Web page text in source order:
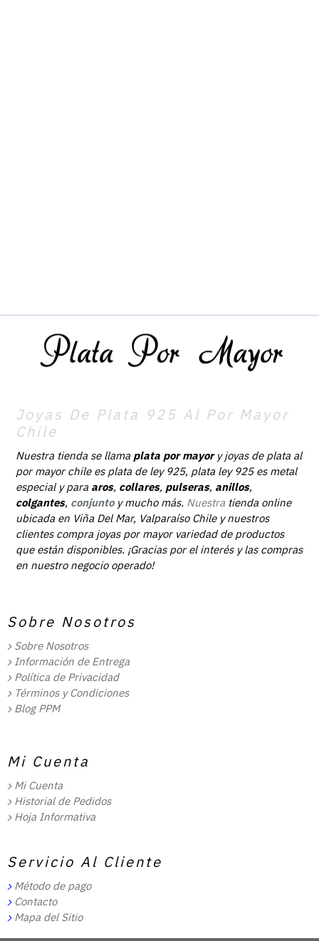
Joyas De Plata 925 Al Por Mayor
Chile
Nuestra tienda se llama plata por mayory joyas de plata al
por mayor chile es plata de ley 925, plata ley 925 es metal
especial y para aros, collares, pulseras, anillos,
colgantes, conjunto y mucho más. Nuestra tienda online
ubicada en Viña Del Mar, Valparaíso Chile y nuestros
clientes compra joyas por mayor variedad de productos
que están disponibles. ¡Gracias por el interés y las compras
en nuestro negocio operado!
Sobre Nosotros
Sobre Nosotros
Información de Entrega
Política de Privacidad
Términos y Condiciones
Blog PPM
Mi Cuenta
Mi Cuenta
Historial de Pedidos
Hoja Informativa
Servicio Al Cliente
Método de pago
Contacto
Mapa del Sitio